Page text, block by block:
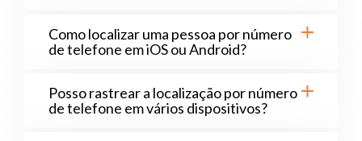
Como localizar uma pessoa por número
de telefone em iOS ou Android?
Posso rastrear a localização por número
de telefone em vários dispositivos?